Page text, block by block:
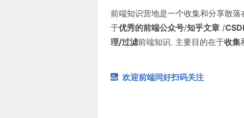
前端知识营地是一个收集和分享散
于优秀的前端公众号/知乎文章 /
理/过滤前端知识. 主要目的在于收集
欢迎前端同好扫码关注